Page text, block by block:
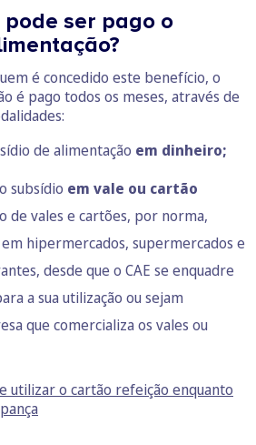
ser pago o
é concedido este benefício, o
é pago todos os meses, através de
de alimentação em dinheiro;
subsídio em vale ou cartão
de vales e cartões, por norma,
hipermercados, supermercados e
desde que o CAE se enquadre
a sua utilização ou sejam
que comercializa os vales ou
utilizar o cartão refeição enquanto